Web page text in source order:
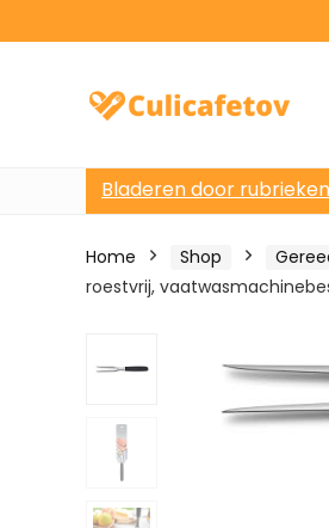
Bladeren door rubrieken
Home Shop
roestvrij,